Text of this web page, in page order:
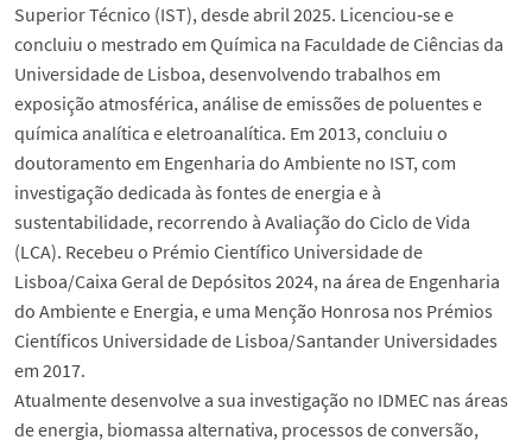
Superior Técnico (IST), desde abril 2025. Licenciou‑se e
concluiu o mestrado em Química na Faculdade de Ciências da
Universidade de Lisboa, desenvolvendo trabalhos em
exposição atmosférica, análise de emissões de poluentes e
química analítica e eletroanalítica. Em 2013, concluiu o
doutoramento em Engenharia do Ambiente no IST, com
investigação dedicada às fontes de energia e à
sustentabilidade, recorrendo à Avaliação do Ciclo de Vida
(LCA). Recebeu o Prémio Científico Universidade de
Lisboa/Caixa Geral de Depósitos 2024, na área de Engenharia
do Ambiente e Energia, e uma Menção Honrosa nos Prémios
Científicos Universidade de Lisboa/Santander Universidades
em 2017.
Atualmente desenvolve a sua investigação no IDMEC nas áreas
de energia, biomassa alternativa, processos de conversão,